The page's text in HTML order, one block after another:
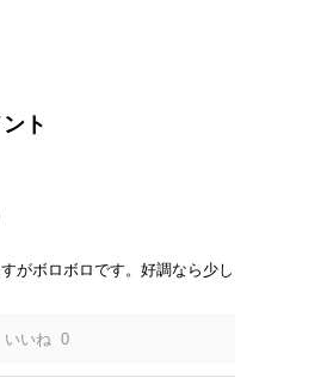
ト
がボロボロです。好調なら少し
0